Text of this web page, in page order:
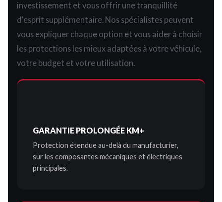
investissement et vous offrir une tranquillité
d'esprit supplémentaire. Nos spécialistes peuvent
vous expliquer chaque option et vous aider à choisir
les protections les mieux adaptées à votre véhicule,
votre budget et votre utilisation.
GARANTIE PROLONGÉE KM+
Protection étendue au-delà du manufacturier,
sur les composantes mécaniques et électriques
principales.